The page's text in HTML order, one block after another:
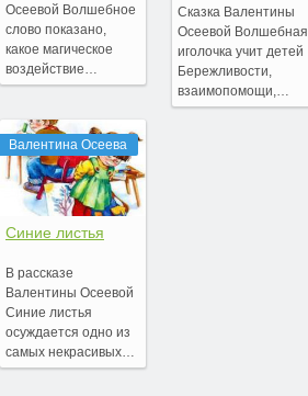
Осеевой Волшебное
слово показано,
какое магическое
воздействие…
Валентина Осеева
Синие листья
В рассказе
Валентины Осеевой
Синие листья
осуждается одно из
самых некрасивых…
Сказка Валентины
Осеевой Волшебная
иголочка учит детей
Бережливости,
взаимопомощи,…